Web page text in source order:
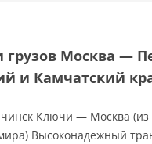
грузов Москва —
и Камчатский
Ключи — Москва
Высоконадежный